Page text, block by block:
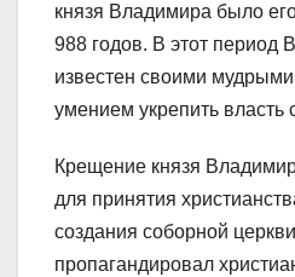
князя Владимира было
988 годов. В этот период
известен своими
умением укрепить власть
Крещение князя
для принятия
создания соборной
пропагандировал